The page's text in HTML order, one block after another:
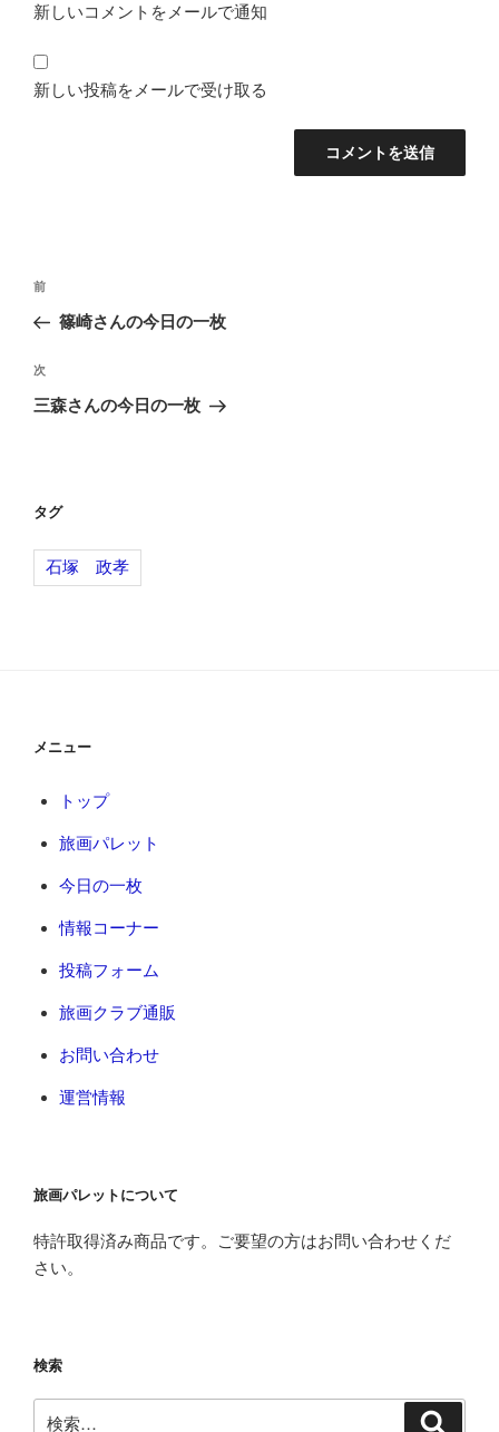
新しいコメントをメールで通知
新しい投稿をメールで受け取る
投
ナ
ビ
ゲ
ン
前
の
稿
前
篠崎さんの今日の一枚
次
の
次
三森さんの今日の一枚
タグ
石塚 政孝
メニュー
トップ
旅画パレット
今日の一枚
情報コーナー
投稿フォーム
旅画クラブ通販
お問い合わせ
運営情報
旅画パレットについて
特許取得済み商品です。ご要望の方はお問い合わせくだ
さい。
検索